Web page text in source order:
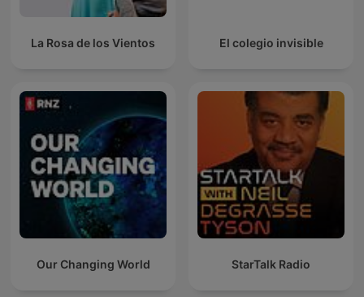
La Rosa de los Vientos El colegio invisible
Our Changing World StarTalk Radio